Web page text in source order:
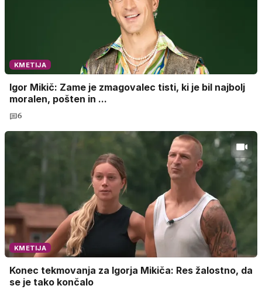
KMETIJA
Igor Mikič: Zame je zmagovalec tisti, ki je bil najbolj
moralen, pošten in ...
6
KMETIJA
Konec tekmovanja za Igorja Mikiča: Res žalostno, da
se je tako končalo